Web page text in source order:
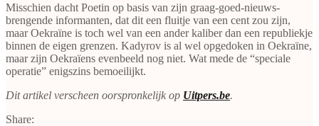
Misschien dacht Poetin op basis van zijn graag-goed-nieuws-
brengende informanten, dat dit een fluitje van een cent zou zijn,
maar Oekraïne is toch wel van een ander kaliber dan een republiekje
binnen de eigen grenzen. Kadyrov is al wel opgedoken in Oekraïne,
maar zijn Oekraïens evenbeeld nog niet. Wat mede de “speciale
operatie” enigszins bemoeilijkt.
Dit artikel verscheen oorspronkelijk op Uitpers.be.
Share: